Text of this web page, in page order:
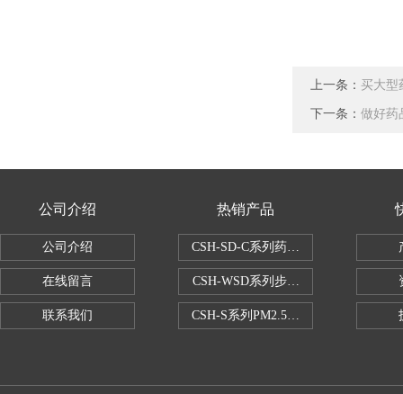
上一条： 买大型
下一条： 做好药
公司介绍
公司介绍
在线留言
联系我们
热销产品
CSH-SD-C系列药品稳定性试验箱（
CSH-WSD系列步入式药品稳定性试验
CSH-S系列PM2.5恒温恒湿试验室